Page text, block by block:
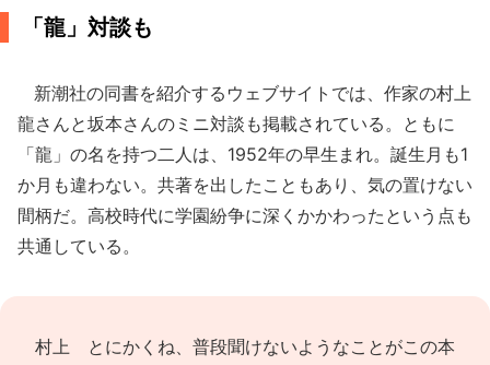
「龍」対談も
新潮社の同書を紹介するウェブサイトでは、作家の村上
龍さんと坂本さんのミニ対談も掲載されている。ともに
「龍」の名を持つ二人は、1952年の早生まれ。誕生月も1
か月も違わない。共著を出したこともあり、気の置けない
間柄だ。高校時代に学園紛争に深くかかわったという点も
共通している。
村上 とにかくね、普段聞けないようなことがこの本